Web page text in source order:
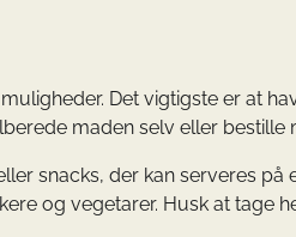
Det vigtigste er at
maden selv eller bestille
snacks, der kan serveres på
og vegetarer. Husk at tage